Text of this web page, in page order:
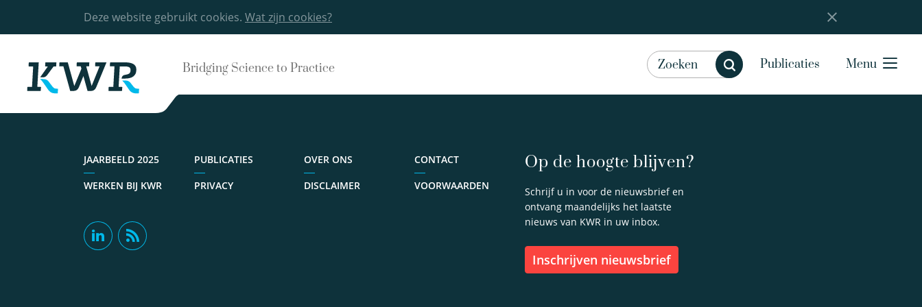
Deze website gebruikt cookies. Wat zijn cookies?
Bridging Science to Practice Publicaties Menu
JAARBEELD 2025 PUBLICATIES OVER ONS
CONTACT
WERKEN BIJ KWR
PRIVACY DISCLAIMER VOORWAARDEN
Op de hoogte blijven?
Schrijf u in voor de nieuwsbrief en
ontvang maandelijks het laatste
nieuws van KWR in uw inbox.
inschrijven nieuwsbrief